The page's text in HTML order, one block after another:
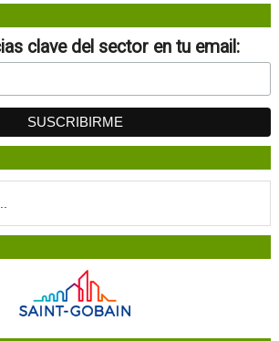
clave del sector en tu email: